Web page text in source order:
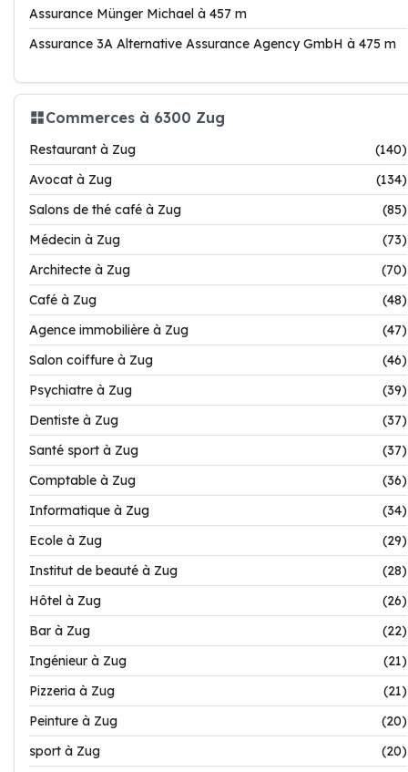
Assurance Münger Michael à 457 m
Assurance 3A Alternative Assurance Agency GmbH à 475 m
Commerces à 6300 Zug
Restaurant à Zug
(140)
Avocat à Zug
(134)
Salons de thé café à Zug
(85)
Médecin à Zug
(73)
Architecte à Zug
(70)
Café à Zug
(48)
Agence immobilière à Zug
(47)
Salon coiffure à Zug
(46)
Psychiatre à Zug
(39)
Dentiste à Zug
(37)
Santé sport à Zug
(37)
Comptable à Zug
(36)
Informatique à Zug
(34)
Ecole à Zug
(29)
Institut de beauté à Zug
(28)
Hôtel à Zug
(26)
Bar à Zug
(22)
Ingénieur à Zug
(21)
Pizzeria à Zug
(21)
Peinture à Zug
(20)
sport à Zug
(20)